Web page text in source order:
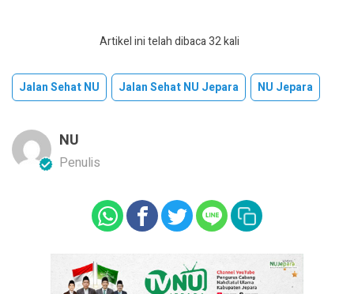
Artikel ini telah dibaca 32 kali
Jalan Sehat NU Jalan Sehat NU Jepara NU Jepara
NU
Penulis